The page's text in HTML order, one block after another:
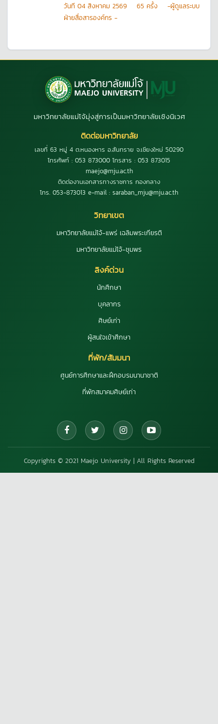
วันที 04 สิงหาคม 2569 65 ครั้ง
-ผู้ดูแลระบบ
ฝ่ายสื่อสารองค์กร -
มหาวิทยาลัยแม่โจ้มุ่งสู่การเป็นมหาวิทยาลัยเชิงนิเวศ
ติดต่อมหาวิทยาลัย
เลขที่ 63 หมู่ 4 ต.หนองหาร อ.สันทราย จ.เชียงใหม่ 50290
โทรศัพท์ : 053 873000 โทรสาร : 053 873015
maejo@mju.ac.th
ติดต่องานเอกสารทางราชการ กองกลาง
โทร. 053-873013 e-mail : saraban_mju@mju.ac.th
วิทยาเขต
มหาวิทยาลัยแม่โจ้-แพร่ เฉลิมพระเกียรติ
มหาวิทยาลัยแม่โจ้-ชุมพร
ลิงค์ด่วน
นักศึกษา
บุคลากร
ศิษย์เก่า
ผู้สนใจเข้าศึกษา
ที่พัก/สัมมนา
ศูนย์การศึกษาและฝึกอบรมนานาชาติ
ที่พักสมาคมศิษย์เก่า
Copyrights © 2021 Maejo University | All Rights Reserved